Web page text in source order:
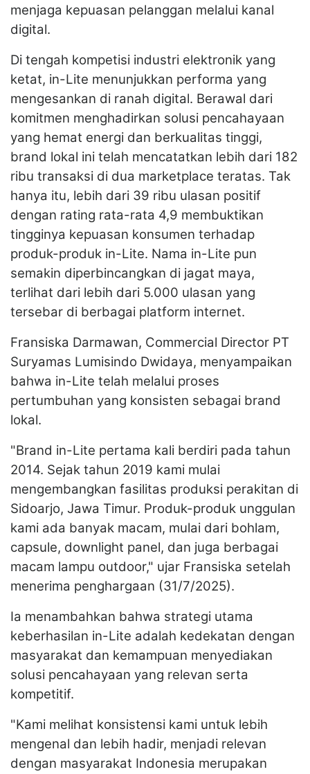
menjaga kepuasan pelanggan melalui kanal
digital.
Di tengah kompetisi industri elektronik yang
ketat, in-Lite menunjukkan performa yang
mengesankan di ranah digital. Berawal dari
komitmen menghadirkan solusi pencahayaan
yang hemat energi dan berkualitas tinggi,
brand lokal ini telah mencatatkan lebih dari 182
ribu transaksi di dua marketplace teratas. Tak
hanya itu, lebih dari 39 ribu ulasan positif
dengan rating rata-rata 4,9 membuktikan
tingginya kepuasan konsumen terhadap
produk-produk in-Lite. Nama in-Lite pun
semakin diperbincangkan di jagat maya,
terlihat dari lebih dari 5.000 ulasan yang
tersebar di berbagai platform internet.
Fransiska Darmawan, Commercial Director PT
Suryamas Lumisindo Dwidaya, menyampaikan
bahwa in-Lite telah melalui proses
pertumbuhan yang konsisten sebagai brand
lokal.
"Brand in-Lite pertama kali berdiri pada tahun
2014. Sejak tahun 2019 kami mulai
mengembangkan fasilitas produksi perakitan di
Sidoarjo, Jawa Timur. Produk-produk unggulan
kami ada banyak macam, mulai dari bohlam,
capsule, downlight panel, dan juga berbagai
macam lampu outdoor," ujar Fransiska setelah
menerima penghargaan (31/7/2025).
Ia menambahkan bahwa strategi utama
keberhasilan in-Lite adalah kedekatan dengan
masyarakat dan kemampuan menyediakan
solusi pencahayaan yang relevan serta
kompetitif.
"Kami melihat konsistensi kami untuk lebih
mengenal dan lebih hadir, menjadi relevan
dengan masyarakat Indonesia merupakan